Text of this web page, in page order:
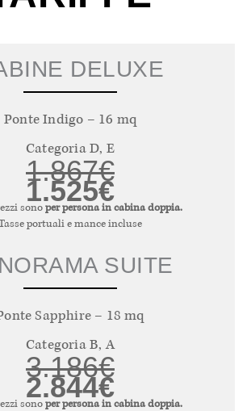
DELUXE
Ponte Indigo – 16 mq
Categoria D, E
1.867€
1.525€
sonoper persona in cabina doppia.
portuali e mance incluse
SUITE
Sapphire – 18 mq
Categoria B, A
3.186€
2.844€
sonoper persona in cabina doppia.